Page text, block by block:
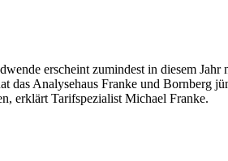
erscheint zumindest in diesem
das Analysehaus Franke und Bornberg
erklärt Tarifspezialist Michael Franke.